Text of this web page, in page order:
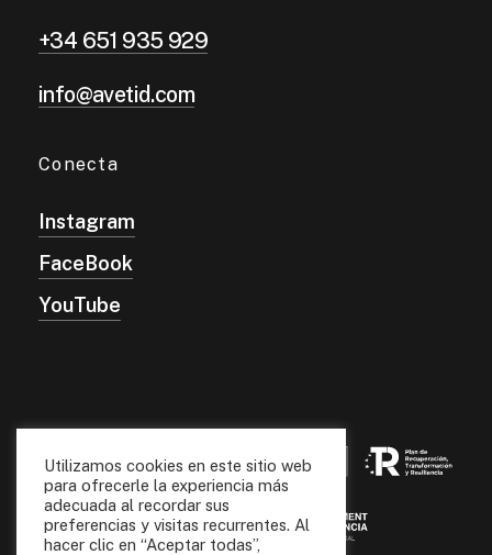
+34 651 935 929
info@avetid.com
Conecta
Instagram
FaceBook
YouTube
Utilizamos cookies en este sitio web
para ofrecerle la experiencia más
adecuada al recordar sus
preferencias y visitas recurrentes. Al
hacer clic en “Aceptar todas”,